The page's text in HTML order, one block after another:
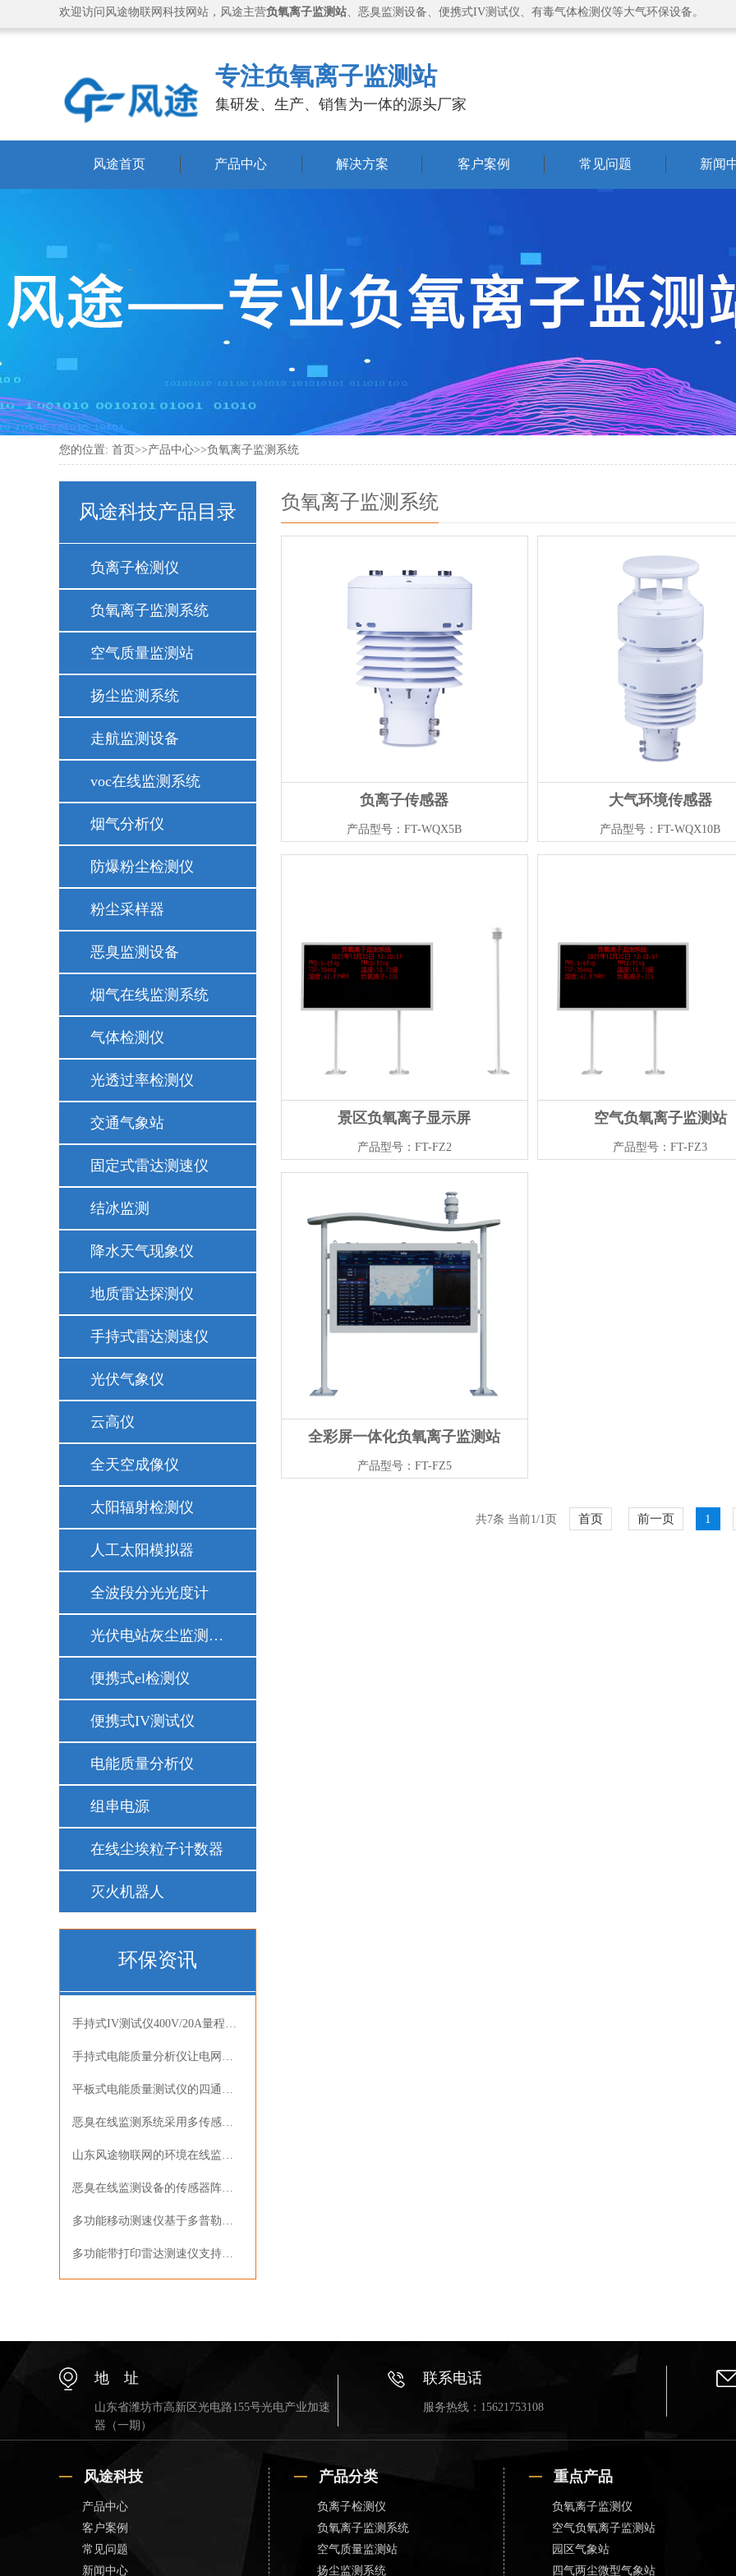
欢迎访问风途物联网科技网站，风途主营负氧离子监测站、恶臭监测设备、便携式IV测试仪、有毒气体检测仪等大气环保设备。
专注负氧离子监测站
集研发、生产、销售为一体的源头厂家
风途首页 产品中心 解决方案 客户案例 常见问题 新闻
您的位置: 首页 >>产品中心>>负氧离子监测系统
风途科技产品目录
负离子检测仪
负氧离子监测系统
空气质量监测站
扬尘监测系统
走航监测设备
voc在线监测系统
烟气分析仪
防爆粉尘检测仪
粉尘采样器
恶臭监测设备
烟气在线监测系统
气体检测仪
光透过率检测仪
交通气象站
固定式雷达测速仪
结冰监测
降水天气现象仪
地质雷达探测仪
手持式雷达测速仪
光伏气象仪
云高仪
全天空成像仪
太阳辐射检测仪
人工太阳模拟器
全波段分光光度计
光伏电站灰尘监测仪器
便携式el检测仪
便携式IV测试仪
电能质量分析仪
组串电源
在线尘埃粒子计数器
灭火机器人
环保资讯
手持式IV测试仪400V/20A量程满足光伏组件现场检测需求
手持式电能质量分析仪让电网谐波检测与数据记录更高效
平板式电能质量测试仪的四通道同步测量能力提升光伏并网检测效率
恶臭在线监测系统采用多传感器阵列技术模拟人工嗅辨方法
山东风途物联网的环境在线监测系统已在多领域投入应用
恶臭在线监测设备的传感器阵列技术及其应用场景
多功能移动测速仪基于多普勒效应实现车载动态测速与数据管理
多功能带打印雷达测速仪支持现场实时打印超速数据
负氧离子监测系统
负离子传感器
产品型号：FT-WQX5B
大气环境传感器
产品型号：FT-WQX10B
景区负氧离子显示屏
产品型号：FT-FZ2
空气负氧离子监测站
产品型号：FT-FZ3
全彩屏一体化负氧离子监测站
产品型号：FT-FZ5
共7条 当前1/1页 首页 前一页 1
地 址
山东省潍坊市高新区光电路155号光电产业加速
器（一期）
联系电话
服务热线：15621753108
风途科技
产品中心
客户案例
常见问题
新闻中心
产品分类
负离子检测仪
负氧离子监测系统
空气质量监测站
扬尘监测系统
重点产品
负氧离子监测仪
空气负氧离子监测站
园区气象站
四气两尘微型气象站